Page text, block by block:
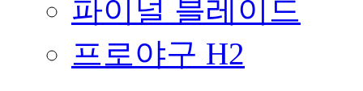
파이널 블레이드
프로야구 H2